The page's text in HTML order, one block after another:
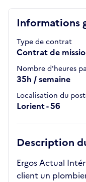
Informations
Type de contrat
Contrat de
Nombre d'heures
35h / semaine
Localisation du
Lorient - 56
Description
Ergos Actual
client un